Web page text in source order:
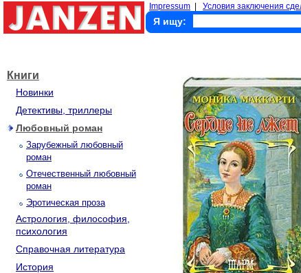
Impressum Условия заключения
Я ищу:
Книги
Новинки
Детективы, триллеры
Любовный роман
Зарубежный любовный
роман
Отечественный любовный
роман
Эротическая проза
Астрология, философия,
психология
Справочная литература
История